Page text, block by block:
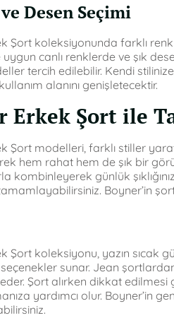
Desen Seçimi
Şort koleksiyonunda farklı
canlı renklerde ve şık
tercih edilebilir. Kendi
alanını genişletecektir.
Erkek Şort ile
Şort modelleri, farklı stiller
hem rahat hem de şık bir
kombinleyerek günlük
Boyner’in
Şort koleksiyonu, yazın sıcak
sunar. Jean
Şort alırken dikkat
yardımcı olur. Boyner’in